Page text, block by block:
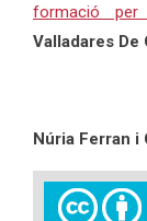
formació
Valladares De
Núria Ferran i